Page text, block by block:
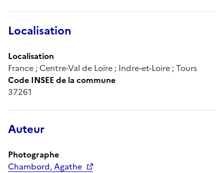
Localisation
Localisation
France ; Centre-Val de Loire ; Indre-et-Loire ; Tours
Code INSEE de la commune
37261
Auteur
Photographe
Chambord, Agathe